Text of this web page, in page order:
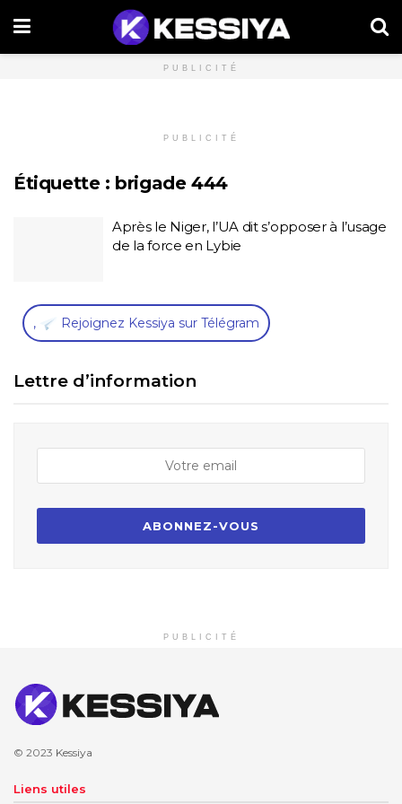
PUBLICITÉ
PUBLICITÉ
Étiquette : brigade 444
Après le Niger, l’UA dit s’opposer à l’usage
de la force en Lybie
, Rejoignez Kessiya sur Télégram
Lettre d’information
PUBLICITÉ
© 2023 Kessiya
Liens utiles